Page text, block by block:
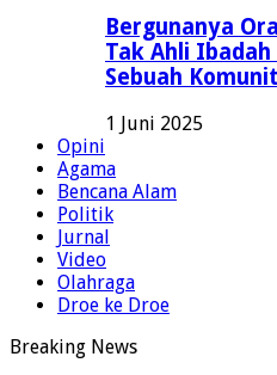
Bergunanya
Tak Ahli
Sebuah
1 Juni 2025
Opini
Agama
Bencana Alam
Politik
Jurnal
Video
Olahraga
Droe ke Droe
Breaking News